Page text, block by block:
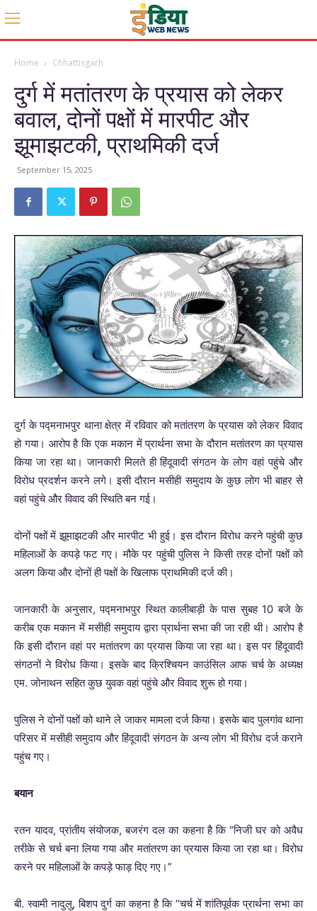
Home Chhattisgarh
दुर्ग में मतांतरण के प्रयास को लेकर
बवाल, दोनों पक्षों में मारपीट और
झूमाझटकी, प्राथमिकी दर्ज
September 15, 2025
दुर्ग के पद्मनाभपुर थाना क्षेत्र में रविवार को मतांतरण के प्रयास को लेकर विवाद
हो गया। आरोप है कि एक मकान में प्रार्थना सभा के दौरान मतांतरण का प्रयास
किया जा रहा था। जानकारी मिलते ही हिंदूवादी संगठन के लोग वहां पहुंचे और
विरोध प्रदर्शन करने लगे। इसी दौरान मसीही समुदाय के कुछ लोग भी बाहर से
वहां पहुंचे और विवाद की स्थिति बन गई।
दोनों पक्षों में झूमाझटकी और मारपीट भी हुई। इस दौरान विरोध करने पहुंची कुछ
महिलाओं के कपड़े फट गए। मौके पर पहुंची पुलिस ने किसी तरह दोनों पक्षों को
अलग किया और दोनों ही पक्षों के खिलाफ प्राथमिकी दर्ज की।
जानकारी के अनुसार, पद्मनाभपुर स्थित कालीबाड़ी के पास सुबह 10 बजे के
करीब एक मकान में मसीही समुदाय द्वारा प्रार्थना सभा की जा रही थी। आरोप है
कि इसी दौरान वहां पर मतांतरण का प्रयास किया जा रहा था। इस पर हिंदूवादी
संगठनों ने विरोध किया। इसके बाद क्रिश्चियन काउंसिल आफ चर्च के अध्यक्ष
एम. जोनाथन सहित कुछ युवक वहां पहुंचे और विवाद शुरू हो गया।
पुलिस ने दोनों पक्षों को थाने ले जाकर मामला दर्ज किया। इसके बाद पुलगांव थाना
परिसर में मसीही समुदाय और हिंदूवादी संगठन के अन्य लोग भी विरोध दर्ज कराने
पहुंच गए।
बयान
रतन यादव, प्रांतीय संयोजक, बजरंग दल का कहना है कि “निजी घर को अवैध
तरीके से चर्च बना लिया गया और मतांतरण का प्रयास किया जा रहा था। विरोध
करने पर महिलाओं के कपड़े फाड़ दिए गए।”
बी. स्वामी नादुलु, बिशप दुर्ग का कहना है कि “चर्च में शांतिपूर्वक प्रार्थना सभा का